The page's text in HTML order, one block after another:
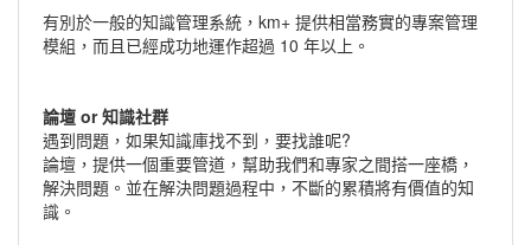
有別於一般的知識管理系統，km+ 提供相當務實的專案管理
模組，而且已經成功地運作超過 10 年以上。
論壇 or 知識社群
遇到問題，如果知識庫找不到，要找誰呢?
論壇，提供一個重要管道，幫助我們和專家之間搭一座橋，
解決問題。並在解決問題過程中，不斷的累積將有價值的知
識。